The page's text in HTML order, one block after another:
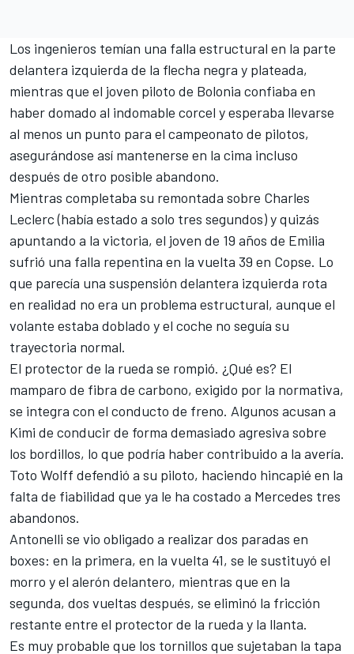
Los ingenieros temían una falla estructural en la parte
delantera izquierda de la flecha negra y plateada,
mientras que el joven piloto de Bolonia confiaba en
haber domado al indomable corcel y esperaba llevarse
al menos un punto para el campeonato de pilotos,
asegurándose así mantenerse en la cima incluso
después de otro posible abandono.
Mientras completaba su remontada sobre Charles
Leclerc (había estado a solo tres segundos) y quizás
apuntando a la victoria, el joven de 19 años de Emilia
sufrió una falla repentina en la vuelta 39 en Copse. Lo
que parecía una suspensión delantera izquierda rota
en realidad no era un problema estructural, aunque el
volante estaba doblado y el coche no seguía su
trayectoria normal.
El protector de la rueda se rompió. ¿Qué es? El
mamparo de fibra de carbono, exigido por la normativa,
se integra con el conducto de freno. Algunos acusan a
Kimi de conducir de forma demasiado agresiva sobre
los bordillos, lo que podría haber contribuido a la avería.
Toto Wolff defendió a su piloto, haciendo hincapié en la
falta de fiabilidad que ya le ha costado a Mercedes tres
abandonos.
Antonelli se vio obligado a realizar dos paradas en
boxes: en la primera, en la vuelta 41, se le sustituyó el
morro y el alerón delantero, mientras que en la
segunda, dos vueltas después, se eliminó la fricción
restante entre el protector de la rueda y la llanta.
Es muy probable que los tornillos que sujetaban la tapa